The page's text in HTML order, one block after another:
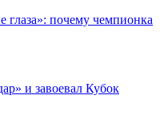
глаза»: почему чемпионка
и завоевал Кубок